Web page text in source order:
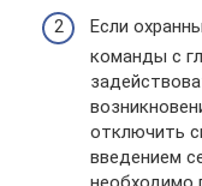
Если
команды с
отключить
введением